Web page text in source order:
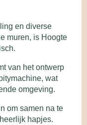
en diverse
muren, is Hoogte
van het ontwerp
wat
omgeving.
om samen na te
hapjes.